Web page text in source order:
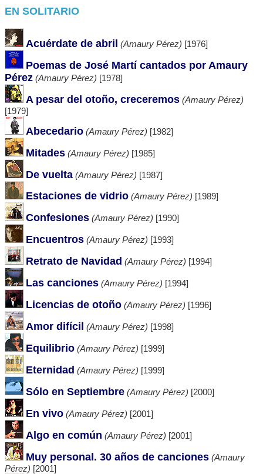
EN SOLITARIO
Acuérdate de abril (Amaury Pérez) [1976]
Poemas de José Martí cantados por Amaury
Pérez (Amaury Pérez) [1978]
A pesar del otoño, creceremos (Amaury Pérez)
[1979]
Abecedario (Amaury Pérez) [1982]
Mitades (Amaury Pérez) [1985]
De vuelta (Amaury Pérez) [1987]
Estaciones de vidrio (Amaury Pérez) [1989]
Confesiones (Amaury Pérez) [1990]
Encuentros (Amaury Pérez) [1993]
Retrato de Navidad (Amaury Pérez) [1994]
Las canciones (Amaury Pérez) [1994]
Licencias de otoño (Amaury Pérez) [1996]
Amor difícil (Amaury Pérez) [1998]
Equilibrio (Amaury Pérez) [1999]
Eternidad (Amaury Pérez) [1999]
Sólo en Septiembre (Amaury Pérez) [2000]
En vivo (Amaury Pérez) [2001]
Algo en común (Amaury Pérez) [2001]
Muy personal. 30 años de canciones (Amaury
Pérez) [2001]